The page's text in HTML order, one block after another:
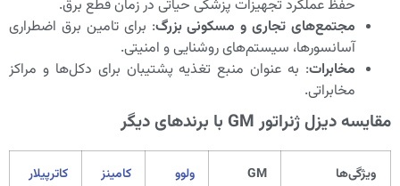
حفظ عملکرد تجهیزات پزشکی حیاتی در زمان قطع برق.
مجتمع‌های تجاری و مسکونی بزرگ: برای تامین برق اضطراری
آسانسورها، سیستم‌های روشنایی و امنیتی.
مخابرات: به عنوان منبع تغذیه پشتیبان برای دکل‌ها و مراکز
مخابراتی.
مقایسه دیزل ژنراتور GM با برندهای دیگر
ویژگی‌ها GM ولوو کامینز کاترپیلار